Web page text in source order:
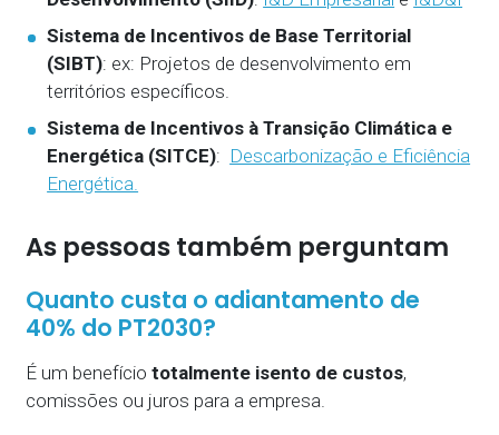
Sistema de Incentivos de Base Territorial
(SIBT): ex: Projetos de desenvolvimento em
territórios específicos.
Sistema de Incentivos à Transição Climática e
Energética (SITCE): Descarbonização e Eficiência
Energética.
As pessoas também perguntam
Quanto custa o adiantamento de
40% do PT2030?
É um benefíciototalmente isento de custos,
comissões ou juros para a empresa.